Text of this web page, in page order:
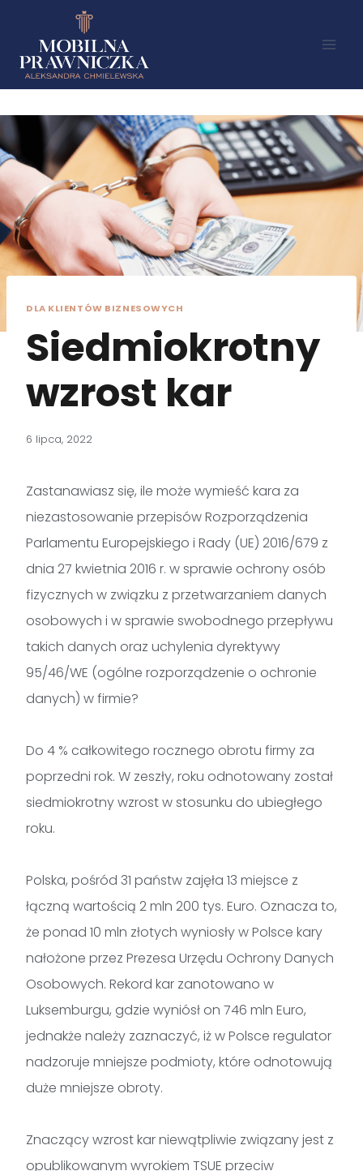
DLA KLIENTÓW BIZNESOWYCH
Siedmiokrotny
wzrost kar
6 lipca, 2022
Zastanawiasz się, ile może wymieść kara za
niezastosowanie przepisów Rozporządzenia
Parlamentu Europejskiego i Rady (UE) 2016/679 z
dnia 27 kwietnia 2016 r. w sprawie ochrony osób
fizycznych w związku z przetwarzaniem danych
osobowych i w sprawie swobodnego przepływu
takich danych oraz uchylenia dyrektywy
95/46/WE (ogólne rozporządzenie o ochronie
danych) w firmie?
Do 4 % całkowitego rocznego obrotu firmy za
poprzedni rok. W zeszły, roku odnotowany został
siedmiokrotny wzrost w stosunku do ubiegłego
roku.
Polska, pośród 31 państw zajęła 13 miejsce z
łączną wartością 2 mln 200 tys. Euro. Oznacza to,
że ponad 10 mln złotych wyniosły w Polsce kary
nałożone przez Prezesa Urzędu Ochrony Danych
Osobowych. Rekord kar zanotowano w
Luksemburgu, gdzie wyniósł on 746 mln Euro,
jednakże należy zaznaczyć, iż w Polsce regulator
nadzoruje mniejsze podmioty, które odnotowują
duże mniejsze obroty.
Znaczący wzrost kar niewątpliwie związany jest z
opublikowanym wyrokiem TSUE przeciw